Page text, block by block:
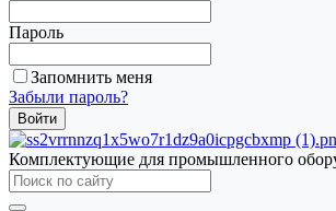
Пароль
Запомнить меня
Забыли пароль?
Комплектующие для промышленного